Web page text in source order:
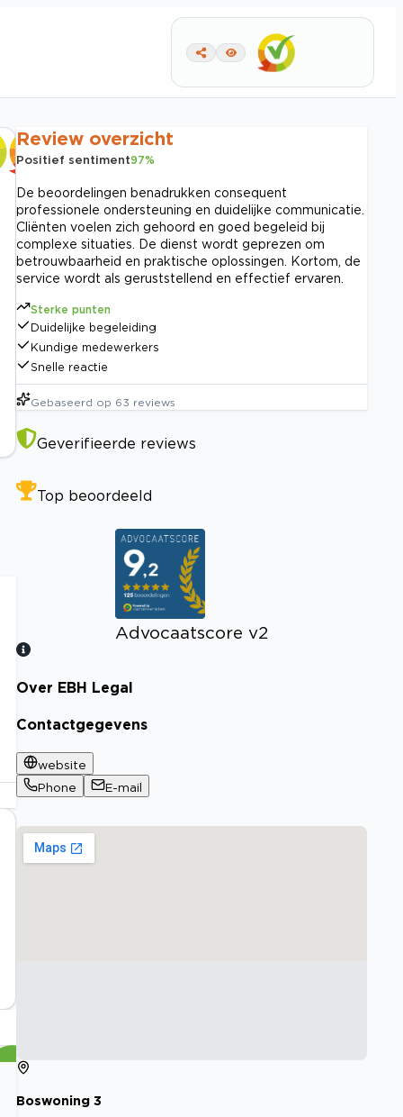
Review overzicht
Positief sentiment97%
De beoordelingen benadrukken consequent
professionele ondersteuning en duidelijke communicatie.
Cliënten voelen zich gehoord en goed begeleid bij
complexe situaties. De dienst wordt geprezen om
betrouwbaarheid en praktische oplossingen. Kortom, de
service wordt als geruststellend en effectief ervaren.
Sterke punten
Duidelijke begeleiding
Kundige medewerkers
Snelle reactie
Gebaseerd op 63 reviews
Geverifieerde reviews
Top beoordeeld
Advocaatscore v2
Bekijk certificaat
Over EBH Legal
Contactgegevens
website
Phone
E-mail
Boswoning 3